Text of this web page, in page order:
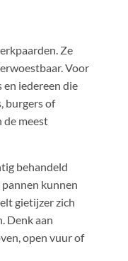
Ze
Voor
iedereen die
burgers of
de meest
behandeld
kunnen
gietijzer zich
Denk aan
open vuur of